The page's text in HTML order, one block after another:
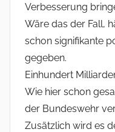
Verbesserung
Wäre das der Fall,
schon signifikante
gegeben.
Einhundert
Wie hier schon
der Bundeswehr
Zusätzlich wird es